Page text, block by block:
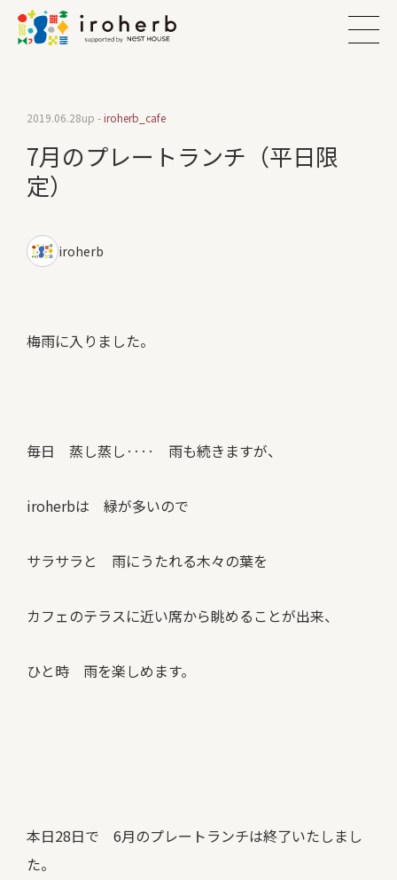
7月のプレートランチ（平日限
定）
2019.06.28up -iroherb_cafe
iroherb
梅雨に入りました。
毎日 蒸し蒸し‥‥ 雨も続きますが、
iroherbは 緑が多いので
サラサラと 雨にうたれる木々の葉を
カフェのテラスに近い席から眺めることが出来、
ひと時 雨を楽しめます。
本日28日で 6月のプレートランチは終了いたしまし
た。